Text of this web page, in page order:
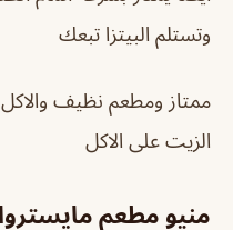
وتستلم البيتزا تبعك
ممتاز ومطعم نظيف
الزيت على الاكل
منيو مطعم مايستروا